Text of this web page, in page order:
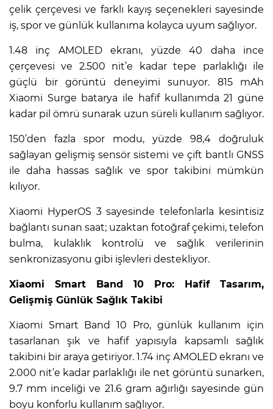
çelik çerçevesi ve farklı kayış seçenekleri sayesinde
iş, spor ve günlük kullanıma kolayca uyum sağlıyor.
1.48 inç AMOLED ekranı, yüzde 40 daha ince
çerçevesi ve 2.500 nit’e kadar tepe parlaklığı ile
güçlü bir görüntü deneyimi sunuyor. 815 mAh
Xiaomi Surge batarya ile hafif kullanımda 21 güne
kadar pil ömrü sunarak uzun süreli kullanım sağlıyor.
150’den fazla spor modu, yüzde 98,4 doğruluk
sağlayan gelişmiş sensör sistemi ve çift bantlı GNSS
ile daha hassas sağlık ve spor takibini mümkün
kılıyor.
Xiaomi HyperOS 3 sayesinde telefonlarla kesintisiz
bağlantı sunan saat; uzaktan fotoğraf çekimi, telefon
bulma, kulaklık kontrolü ve sağlık verilerinin
senkronizasyonu gibi işlevleri destekliyor.
Xiaomi Smart Band 10 Pro: Hafif Tasarım,
Gelişmiş Günlük Sağlık Takibi
Xiaomi Smart Band 10 Pro, günlük kullanım için
tasarlanan şık ve hafif yapısıyla kapsamlı sağlık
takibini bir araya getiriyor. 1.74 inç AMOLED ekranı ve
2.000 nit’e kadar parlaklığı ile net görüntü sunarken,
9.7 mm inceliği ve 21.6 gram ağırlığı sayesinde gün
boyu konforlu kullanım sağlıyor.